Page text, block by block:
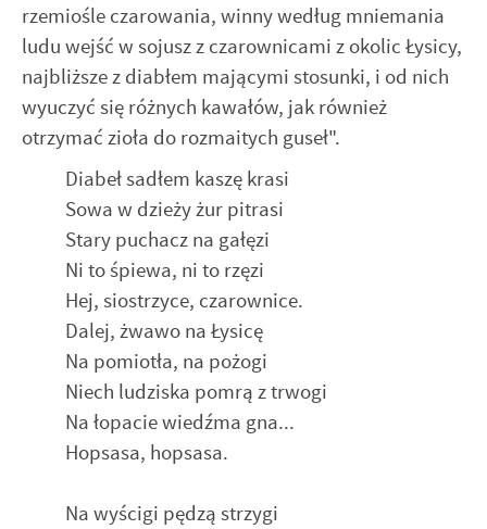
rzemiośle czarowania, winny według mniemania
ludu wejść w sojusz z czarownicami z okolic Łysicy,
najbliższe z diabłem mającymi stosunki, i od nich
wyuczyć się różnych kawałów, jak również
otrzymać zioła do rozmaitych guseł".
Diabeł sadłem kaszę krasi
Sowa w dzieży żur pitrasi
Stary puchacz na gałęzi
Ni to śpiewa, ni to rzęzi
Hej, siostrzyce, czarownice.
Dalej, żwawo na Łysicę
Na pomiotła, na pożogi
Niech ludziska pomrą z trwogi
Na łopacie wiedźma gna...
Hopsasa, hopsasa.
Na wyścigi pędzą strzygi